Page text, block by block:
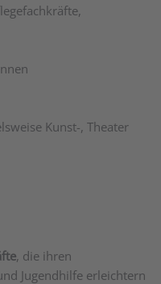
Kunst-, Theater
, die ihren
Jugendhilfe erleichtern